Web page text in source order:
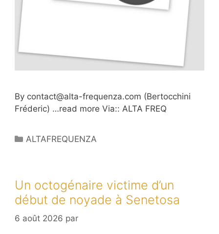
By contact@alta-frequenza.com (Bertocchini
Fréderic) …read more Via:: ALTA FREQ
Catégories
ALTAFREQUENZA
Un octogénaire victime d’un
début de noyade à Senetosa
6 août 2026 par